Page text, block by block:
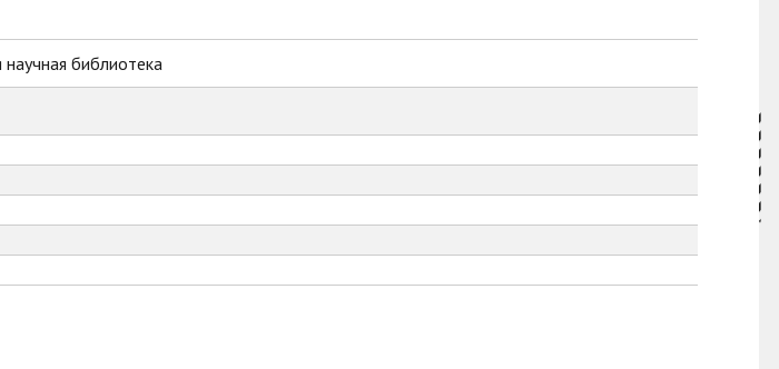
научная библиотека